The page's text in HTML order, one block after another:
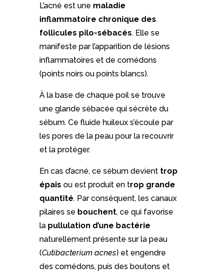
L’acné est une maladie
inflammatoire chronique des
follicules pilo-sébacés. Elle se
manifeste par l’apparition de lésions
inflammatoires et de comédons
(points noirs ou points blancs).
À la base de chaque poil se trouve
une glande sébacée qui sécrète du
sébum. Ce fluide huileux s’écoule par
les pores de la peau pour la recouvrir
et la protéger.
En cas d’acné, ce sébum devient trop
épais ou est produit en trop grande
quantité. Par conséquent, les canaux
pilaires se bouchent, ce qui favorise
la pullulation d’une bactérie
naturellement présente sur la peau
(Cutibacterium acnes) et engendre
des comédons, puis des boutons et